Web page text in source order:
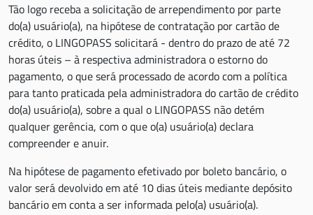
Tão logo receba a solicitação de arrependimento por parte
do(a) usuário(a), na hipótese de contratação por cartão de
crédito, o LINGOPASS solicitará - dentro do prazo de até 72
horas úteis – à respectiva administradora o estorno do
pagamento, o que será processado de acordo com a política
para tanto praticada pela administradora do cartão de crédito
do(a) usuário(a), sobre a qual o LINGOPASS não detém
qualquer gerência, com o que o(a) usuário(a) declara
compreender e anuir.
Na hipótese de pagamento efetivado por boleto bancário, o
valor será devolvido em até 10 dias úteis mediante depósito
bancário em conta a ser informada pelo(a) usuário(a).